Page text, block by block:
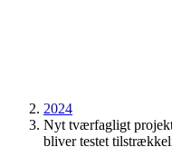
2024
Nyt tværfagligt
bliver testet